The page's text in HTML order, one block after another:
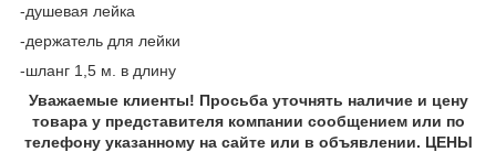
-душевая лейка
-держатель для лейки
-шланг 1,5 м. в длину
Уважаемые клиенты! Просьба уточнять наличие и цену
товара у представителя компании сообщением или по
телефону указанному на сайте или в объявлении. ЦЕНЫ